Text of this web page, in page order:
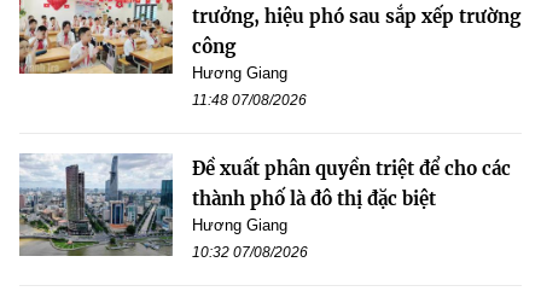
trưởng, hiệu phó sau sắp xếp trường
công
Hương Giang
11:48 07/08/2026
Đề xuất phân quyền triệt để cho các
thành phố là đô thị đặc biệt
Hương Giang
10:32 07/08/2026